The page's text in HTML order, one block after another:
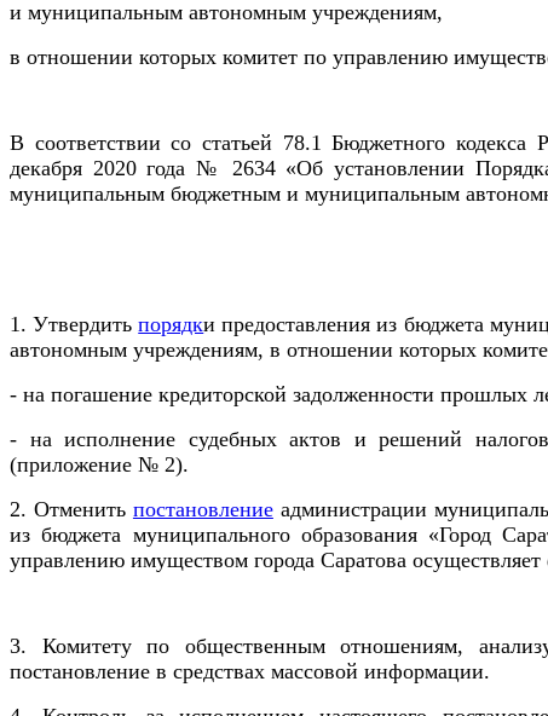
и муниципальным автономным учреждениям,
в отношении которых комитет по управлению
В соответствии со статьей 78.1 Бюджетного
декабря 2020 года № 2634 «Об установлении
муниципальным бюджетным и муниципальным
1. Утвердитьпорядки предоставления из бюджета
автономным учреждениям, в отношении которых
- на погашение кредиторской задолженности прошлых
- на исполнение судебных актов и решений
(приложение № 2).
2. Отменить постановлениеадминистрации
из бюджета муниципального образования «Город
управлению имуществом города Саратова
3. Комитету по общественным отношениям,
постановление в средствах массовой информации.